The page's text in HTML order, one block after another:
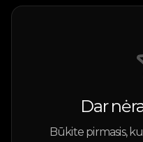
Dar
Būkite pirmasis,